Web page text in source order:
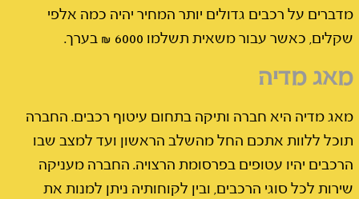
מדברים על רכבים גדולים יותר המחיר יהיה כמה אלפי
שקלים, כאשר עבור משאית תשלמו 6000 ₪ בערך.
מאג מדיה
מאג מדיה היא חברה ותיקה בתחום עיטוף רכבים. החברה
תוכל ללוות אתכם החל מהשלב הראשון ועד למצב שבו
הרכבים יהיו עטופים בפרסומת הרצויה. החברה מעניקה
שירות לכל סוגי הרכבים, ובין לקוחותיה ניתן למנות את